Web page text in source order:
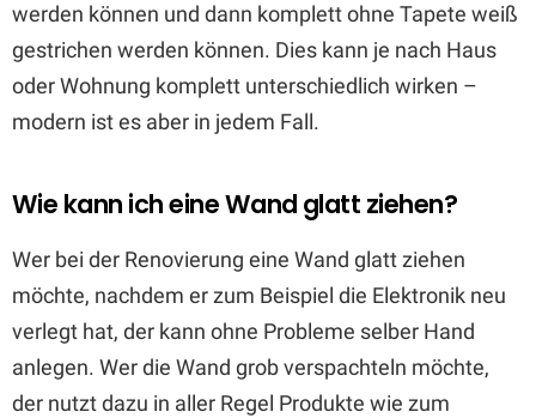
werden können und dann komplett ohne Tapete weiß
gestrichen werden können. Dies kann je nach Haus
oder Wohnung komplett unterschiedlich wirken –
modern ist es aber in jedem Fall.
Wie kann ich eine Wand glatt ziehen?
Wer bei der Renovierung eine Wand glatt ziehen
möchte, nachdem er zum Beispiel die Elektronik neu
verlegt hat, der kann ohne Probleme selber Hand
anlegen. Wer die Wand grob verspachteln möchte,
der nutzt dazu in aller Regel Produkte wie zum